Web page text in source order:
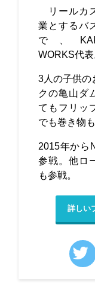
リールカ
業とするバ
で、
WORKS代表
3人の子供の
クの亀山ダ
てもフリッ
でも巻き物も
2015年から
参戦。他ロ
も参戦。
詳しい